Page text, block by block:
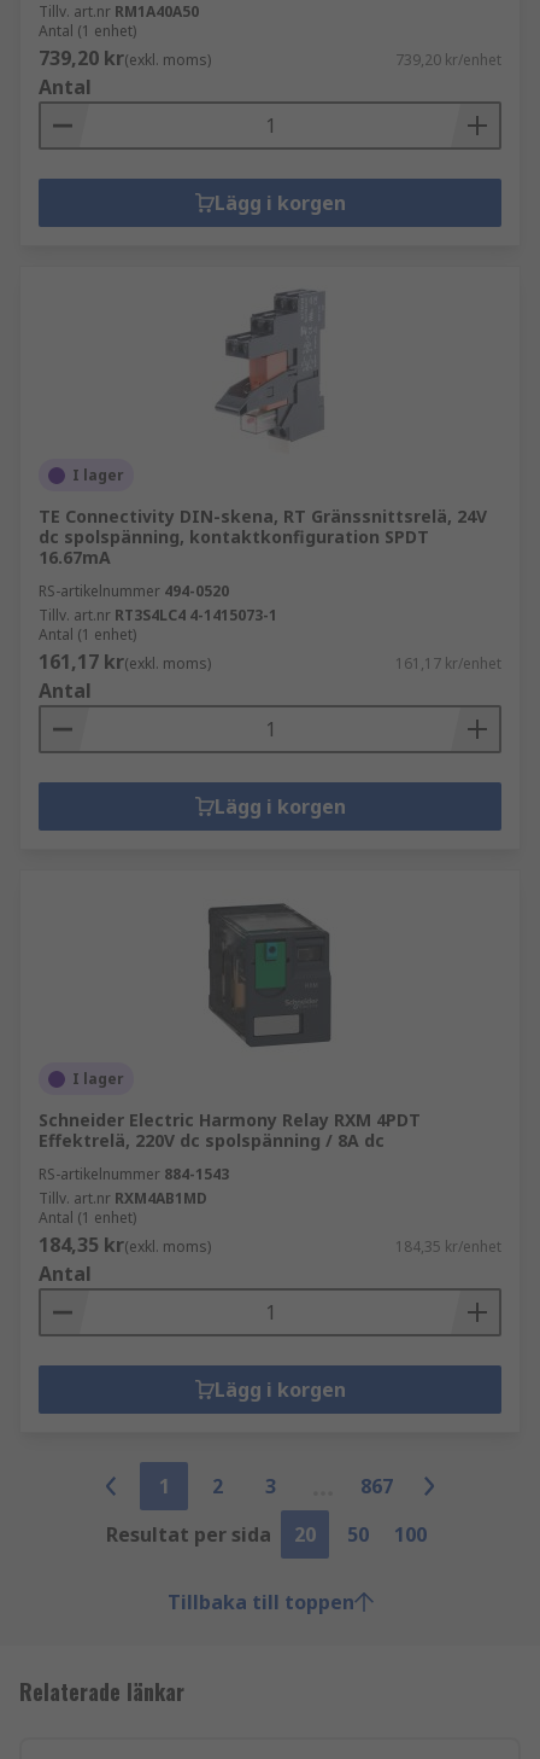
Tillv. art.nr RM1A40A50
Antal (1 enhet)
739,20 kr(exkl. moms) 739,20 kr/enhet
Antal
Lägg i korgen
I lager
TE Connectivity DIN-skena, RT Gränssnittsrelä, 24V
dc spolspänning, kontaktkonfiguration SPDT
16.67mA
RS-artikelnummer 494-0520
Tillv. art.nr RT3S4LC4 4-1415073-1
Antal (1 enhet)
161,17 kr(exkl. moms) 161,17 kr/enhet
Antal
Lägg i korgen
I lager
Schneider Electric Harmony Relay RXM 4PDT
Effektrelä, 220V dc spolspänning / 8A dc
RS-artikelnummer 884-1543
Tillv. art.nr RXM4AB1MD
Antal (1 enhet)
184,35 kr(exkl. moms) 184,35 kr/enhet
Antal
Lägg i korgen
1 2 3
867
Resultat per sida
20 50 100
Tillbaka till toppen
Relaterade länkar